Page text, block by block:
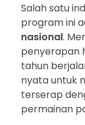
Salah satu
program ini
nasional.
penyerapan
tahun
nyata untuk
terserap
permainan